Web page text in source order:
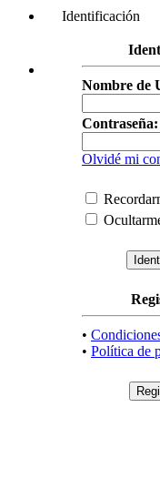
Identificación
Nombre de
Contraseña:
Olvidé mi
•
• Política de